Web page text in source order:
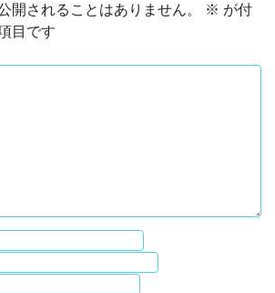
開されることはありません。 ※ が付
目です